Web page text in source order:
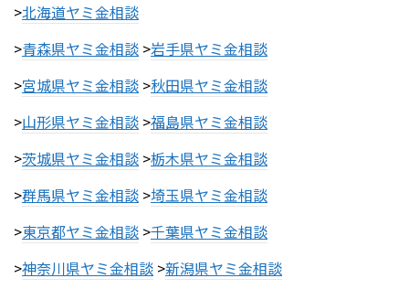
>北海道ヤミ金相談
>青森県ヤミ金相談 >岩手県ヤミ金相談
>宮城県ヤミ金相談 >秋田県ヤミ金相談
>山形県ヤミ金相談 >福島県ヤミ金相談
>茨城県ヤミ金相談 >栃木県ヤミ金相談
>群馬県ヤミ金相談 >埼玉県ヤミ金相談
>東京都ヤミ金相談 >千葉県ヤミ金相談
>神奈川県ヤミ金相談 >新潟県ヤミ金相談